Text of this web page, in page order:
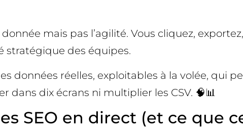
mais pas l’agilité. Vous cliquez,
stratégique des équipes.
données réelles, exploitables à la volée, qui
dans dix écrans ni multiplier les CSV. 🧠📊
SEO en direct (et ce que